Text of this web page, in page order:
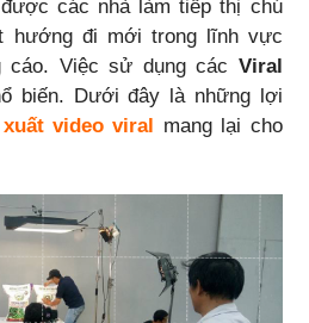
các nhà làm tiếp thị chú
hướng đi mới trong lĩnh vực
cáo. Việc sử dụng các Viral
biến. Dưới đây là những lợi
video viral mang lại cho